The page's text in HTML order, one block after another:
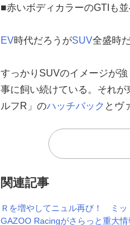
■赤いボディカラーのGTIも並
EV時代だろうがSUV全盛時
すっかりSUVのイメージが
事に飼い続けている。それ
ルフR」のハッチバック とヴ
関連記事
Ｒを増やしてニュル再び！ ミ
GAZOO Racingがさらっと重大